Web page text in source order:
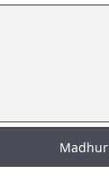
Madhur Satta